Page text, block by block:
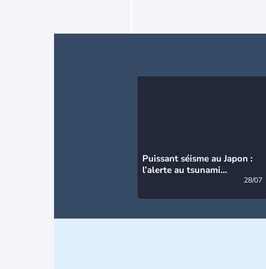
Puissant séisme au Japon :
l’alerte au tsunami
28/07